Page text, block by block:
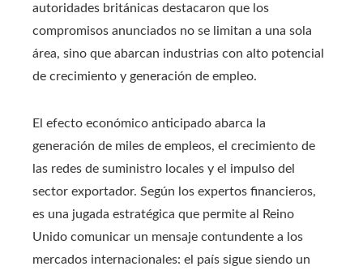
autoridades británicas destacaron que los
compromisos anunciados no se limitan a una sola
área, sino que abarcan industrias con alto potencial
de crecimiento y generación de empleo.
El efecto económico anticipado abarca la
generación de miles de empleos, el crecimiento de
las redes de suministro locales y el impulso del
sector exportador. Según los expertos financieros,
es una jugada estratégica que permite al Reino
Unido comunicar un mensaje contundente a los
mercados internacionales: el país sigue siendo un